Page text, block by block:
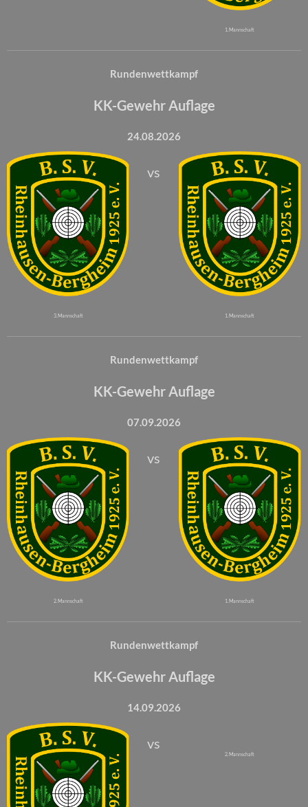
1. Mannschaft
Rundenwettkampf
KK-Gewehr Auflage
24.08.2026
3. Mannschaft
vs
1. Mannschaft
Rundenwettkampf
KK-Gewehr Auflage
07.09.2026
2. Mannschaft
vs
1. Mannschaft
Rundenwettkampf
KK-Gewehr Auflage
14.09.2026
vs
2. Mannschaft